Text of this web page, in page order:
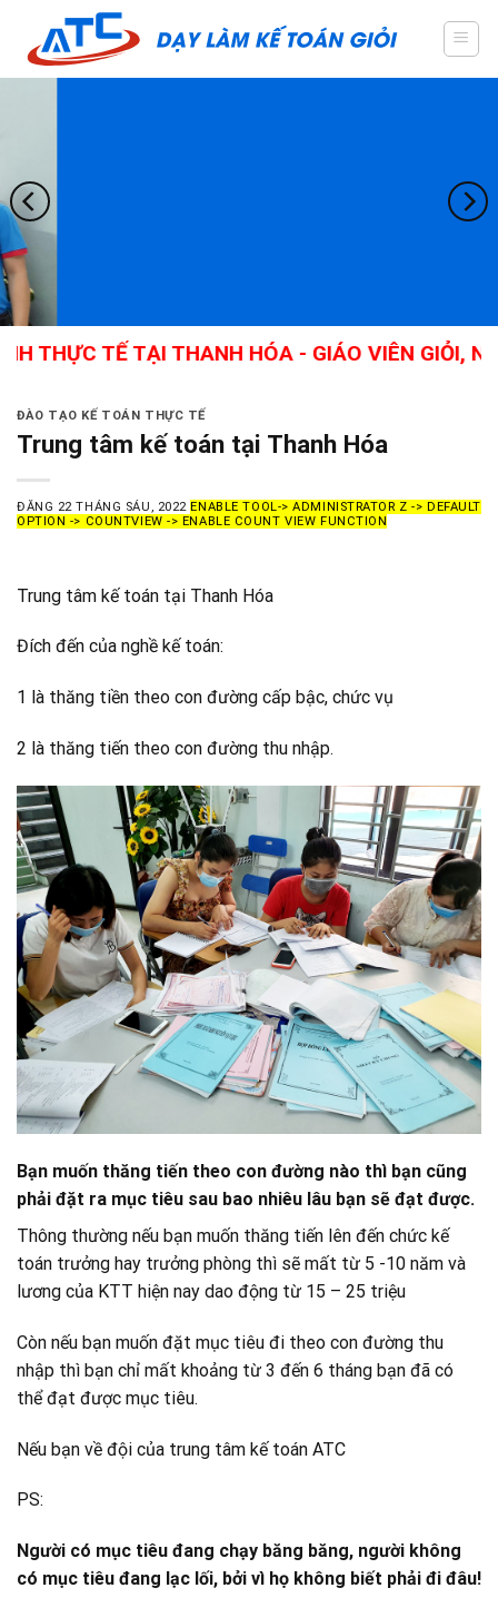
content
TẾ TẠI THANH HÓA - GIÁO VIÊN GIỎI, NHIỀU
ĐÀO TẠO KẾ TOÁN THỰC TẾ
Trung tâm kế toán tại Thanh Hóa
ĐĂNG 22 THÁNG SÁU, 2022 ENABLE TOOL-> ADMINISTRATOR Z -> DEFAULT
OPTION -> COUNTVIEW -> ENABLE COUNT VIEW FUNCTION
Trung tâm kế toán tại Thanh Hóa
Đích đến của nghề kế toán:
1 là thăng tiền theo con đường cấp bậc, chức vụ
2 là thăng tiến theo con đường thu nhập.
Bạn muốn thăng tiến theo con đường nào thì bạn cũng
phải đặt ra mục tiêu sau bao nhiêu lâu bạn sẽ đạt được.
Thông thường nếu bạn muốn thăng tiến lên đến chức kế
toán trưởng hay trưởng phòng thì sẽ mất từ 5 -10 năm và
lương của KTT hiện nay dao động từ 15 – 25 triệu
Còn nếu bạn muốn đặt mục tiêu đi theo con đường thu
nhập thì bạn chỉ mất khoảng từ 3 đến 6 tháng bạn đã có
thể đạt được mục tiêu.
Nếu bạn về đội của trung tâm kế toán ATC
PS:
Người có mục tiêu đang chạy băng băng, người không
có mục tiêu đang lạc lối, bởi vì họ không biết phải đi đâu!